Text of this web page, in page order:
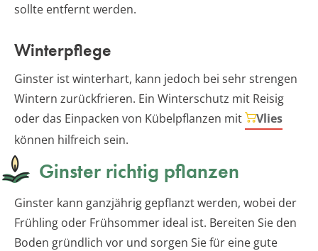
sollte entfernt werden.
Winterpflege
Ginster ist winterhart, kann jedoch bei sehr strengen
Wintern zurückfrieren. Ein Winterschutz mit Reisig
oder das Einpacken von Kübelpflanzen mit
Vlies
können hilfreich sein.
Ginster richtig pflanzen
Ginster kann ganzjährig gepflanzt werden, wobei der
Frühling oder Frühsommer ideal ist. Bereiten Sie den
Boden gründlich vor und sorgen Sie für eine gute